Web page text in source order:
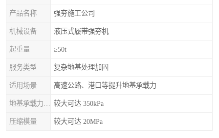
产品名称 强夯施工公司
机械设备 液压式履带强夯机
起重量 ≥50t
服务类型 复杂地基处理加固
适用场景 高速公路、港口等提升地基承载力
较大可达 350kPa
压缩模量 较大可达 20MPa